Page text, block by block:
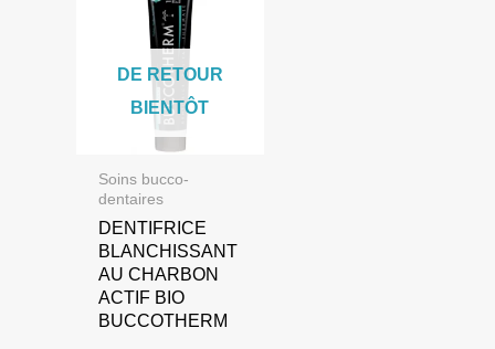
DE RETOUR
BIENTÔT
Soins bucco-
dentaires
DENTIFRICE
BLANCHISSANT
AU CHARBON
ACTIF BIO
BUCCOTHERM